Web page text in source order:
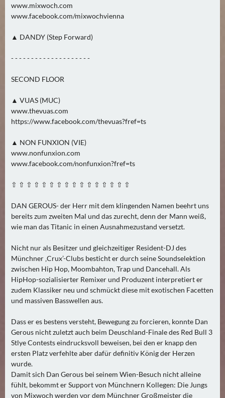
R
O
G
N
)
N
Ä
C
H
T
E
R
R
E
T
A
(
0
)
N
Ä
www.mixwoch.com
www.facebook.com/mixwochvienna
▲ DANDY (Step Forward)
- - - - - - - - - - - - - - - - - - - -
SECOND FLOOR
▲ VUAS (MUC)
www.thevuas.com
https://www.facebook.com/thevuas?fref=ts
▲ NON FUNXION (VIE)
www.nonfunxion.com
www.facebook.com/nonfunxion?fref=ts
⇧ ⇧ ⇧ ⇧ ⇧ ⇧ ⇧ ⇧ ⇧ ⇧ ⇧ ⇧ ⇧ ⇧ ⇧ ⇧
DAN GEROUS- der Herr mit dem klingenden Namen beehrt uns
bereits zum zweiten Mal und das zurecht, denn der Mann weiß,
wie man das Titanic in einen Ausnahmezustand versetzt.
Nicht nur als Besitzer und gleichzeitiger Resident-DJ des
Münchner ‚Crux’-Clubs besticht er durch seine Soundselektion
zwischen Hip Hop, Moombahton, Trap und Dancehall. Als
HipHop-sozialisierter Remixer und Produzent interpretiert er
zudem Klassiker neu und schmückt diese mit exotischen Facetten
und massiven Basswellen aus.
Dass er es bestens versteht, Bewegung zu forcieren, konnte Dan
Gerous nicht zuletzt auch beim Deuschland-Finale des Red Bull 3
Stlye Contests eindrucksvoll beweisen, bei den er knapp den
ersten Platz verfehlte aber dafür definitiv König der Herzen
wurde.
Damit sich Dan Gerous bei seinem Wien-Besuch nicht alleine
fühlt, bekommt er Support von Münchnern Kollegen: Die Jungs
von Mixwoch werden vor dem Münchner Großmeister die